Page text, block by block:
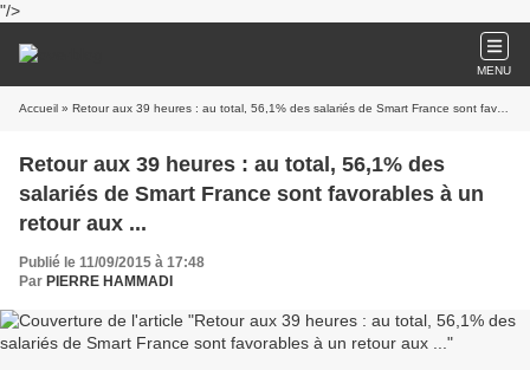
"/>
MENU
Accueil » Retour aux 39 heures : au total, 56,1% des salariés de Smart France sont favorables à un retour aux ...
Retour aux 39 heures : au total, 56,1% des
salariés de Smart France sont favorables à un
retour aux ...
Publié le 11/09/2015 à 17:48
Par PIERRE HAMMADI